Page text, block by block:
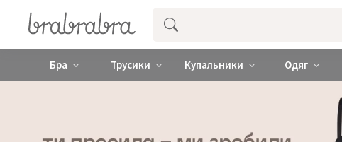
Купити нижню жіночу білизну ❤️
Бра Трусики Купальники Одяг